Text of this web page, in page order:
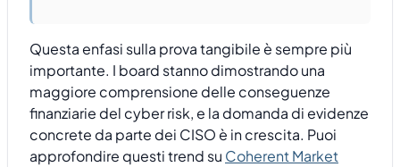
Questa enfasi sulla prova tangibile è sempre più
importante. I board stanno dimostrando una
maggiore comprensione delle conseguenze
finanziarie del cyber risk, e la domanda di evidenze
concrete da parte dei CISO è in crescita. Puoi
approfondire questi trend su Coherent Market